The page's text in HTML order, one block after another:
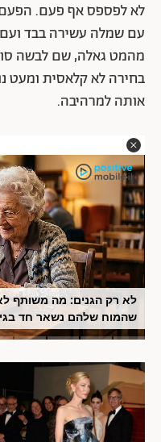
לא לפספס אף פעם. הפעם
עם שמלה עשירה בבד
מהמט גאלה, שם לבשה
בחירה לא קלאסית ומעט
אותה למרהיבה.
לא רק הגנים: מה משותף
שהמוח שלהם נשאר חד בגיל